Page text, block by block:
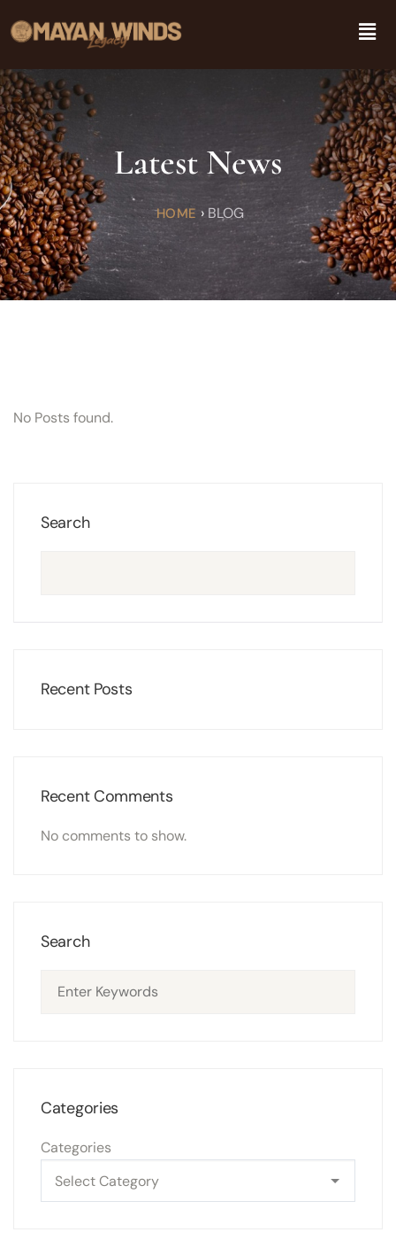
Latest News
HOME › BLOG
No Posts found.
Search
Recent Posts
Recent Comments
No comments to show.
Search
Categories
Categories